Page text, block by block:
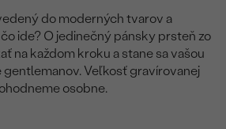
do moderných tvarov a
ide? O jedinečný pánsky prsteň zo
na každom kroku a stane sa vašou
Veľkosť gravírovanej
osobne.